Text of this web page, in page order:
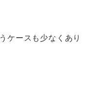
ケースも少なくあり